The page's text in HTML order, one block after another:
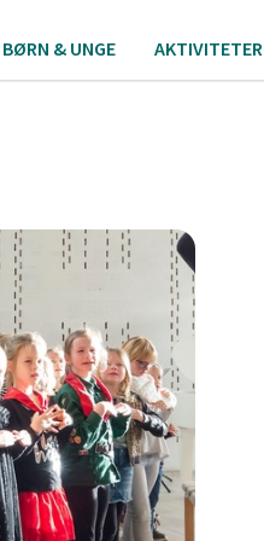
BØRN & UNGE AKTIVITETER